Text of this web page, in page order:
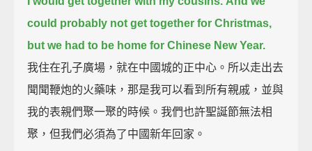
could probably not get together for Christmas,
but we had to be home for Chinese New Year.
我住在孔子廣場，就在中國城的正中心。所以走出去
聞聞鞭炮的火藥味，那是我可以看到所有親戚，並與
我的表親們聚一聚的時候。我們也許聖誕節無法相
聚，但我們必須為了中國新年回家。